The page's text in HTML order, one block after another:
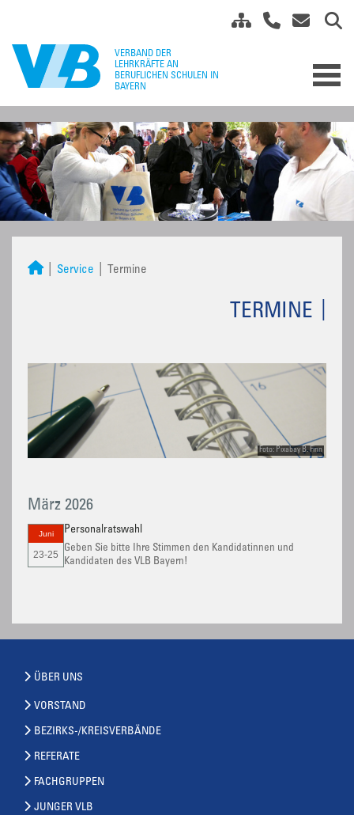
Service Termine
TERMINE
Foto: Pixabay B. Finn
März 2026
Juni
23-25
Personalratswahl
Geben Sie bitte Ihre Stimmen den Kandidatinnen und
Kandidaten des VLB Bayern!
ÜBER UNS
VORSTAND
BEZIRKS-/KREISVERBÄNDE
REFERATE
FACHGRUPPEN
JUNGER VLB